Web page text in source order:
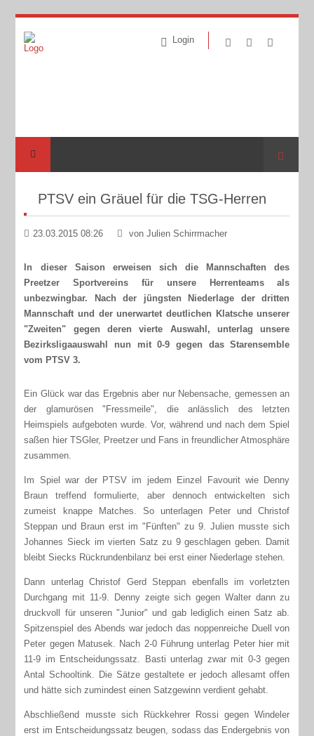
Login
Suche
PTSV ein Gräuel für die TSG-Herren
23.03.2015 08:26 von Julien Schirrmacher
In dieser Saison erweisen sich die Mannschaften des
Preetzer Sportvereins für unsere Herrenteams als
unbezwingbar. Nach der jüngsten Niederlage der dritten
Mannschaft und der unerwartet deutlichen Klatsche unserer
"Zweiten" gegen deren vierte Auswahl, unterlag unsere
Bezirksligaauswahl nun mit 0-9 gegen das Starensemble
vom PTSV 3.
Ein Glück war das Ergebnis aber nur Nebensache, gemessen an
der glamurösen "Fressmeile", die anlässlich des letzten
Heimspiels aufgeboten wurde. Vor, während und nach dem Spiel
saßen hier TSGler, Preetzer und Fans in freundlicher Atmosphäre
zusammen.
Im Spiel war der PTSV im jedem Einzel Favourit wie Denny
Braun treffend formulierte, aber dennoch entwickelten sich
zumeist knappe Matches. So unterlagen Peter und Christof
Steppan und Braun erst im "Fünften" zu 9. Julien musste sich
Johannes Sieck im vierten Satz zu 9 geschlagen geben. Damit
bleibt Siecks Rückrundenbilanz bei erst einer Niederlage stehen.
Dann unterlag Christof Gerd Steppan ebenfalls im vorletzten
Durchgang mit 11-9. Denny zeigte sich gegen Walter dann zu
druckvoll für unseren "Junior" und gab lediglich einen Satz ab.
Spitzenspiel des Abends war jedoch das noppenreiche Duell von
Peter gegen Matusek. Nach 2-0 Führung unterlag Peter hier mit
11-9 im Entscheidungssatz. Basti unterlag zwar mit 0-3 gegen
Antal Schooltink. Die Sätze gestaltete er jedoch allesamt offen
und hätte sich zumindest einen Satzgewinn verdient gehabt.
Abschließend musste sich Rückkehrer Rossi gegen Windeler
erst im Entscheidungssatz beugen, sodass das Endergebnis von